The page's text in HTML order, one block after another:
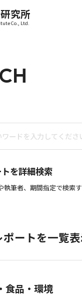
究所
Co., Ltd.
を詳細検索
執筆者、期間指定で検索
ートを一覧
食品・環境